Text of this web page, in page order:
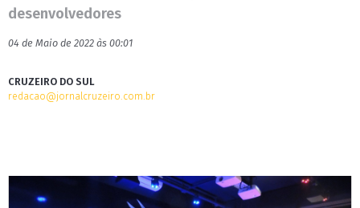
desenvolvedores
04 de Maio de 2022 às 00:01
CRUZEIRO DO SUL
redacao@jornalcruzeiro.com.br